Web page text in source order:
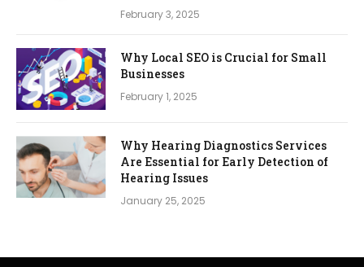
February 3, 2025
Why Local SEO is Crucial for Small
Businesses
February 1, 2025
Why Hearing Diagnostics Services
Are Essential for Early Detection of
Hearing Issues
January 25, 2025